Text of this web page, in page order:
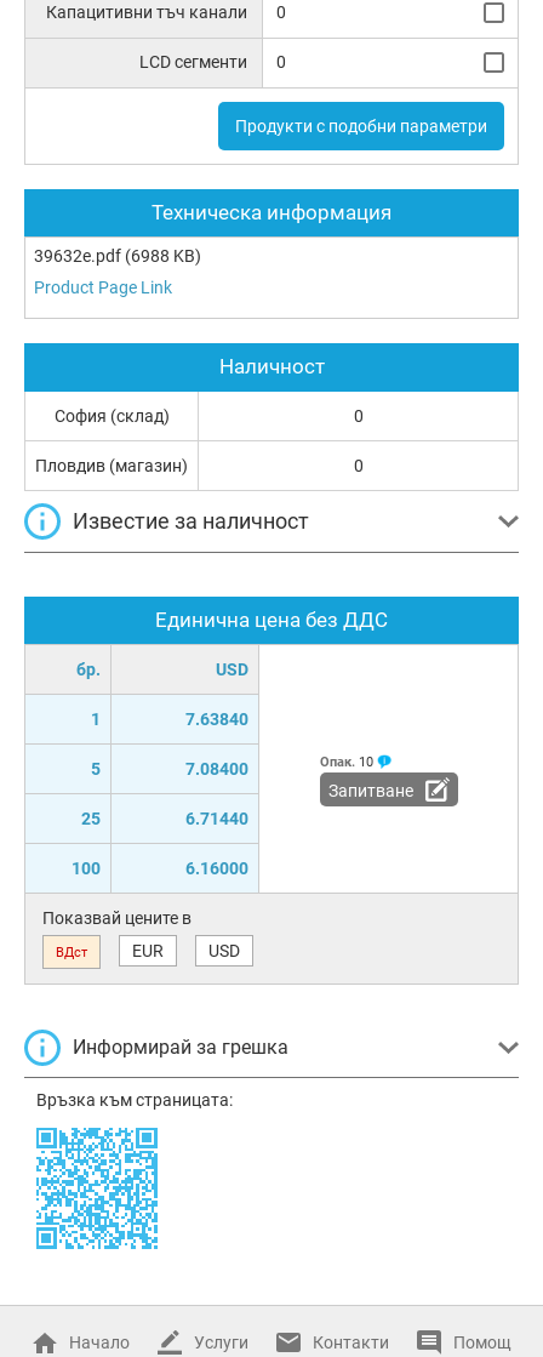
Капацитивни тъч канали 0
LCD сегменти 0
Продукти с подобни параметри
Техническа информация
39632e.pdf (6988 KB)
Product Page Link
Единична цена без ДДС
бр. USD
1 7.63840
5 7.08400
25 6.71440
100 6.16000
Опак. 10
Запитване
Показвай цените в
ВДст EUR USD
Информирай за грешка
Връзка към страницата:
Наличност
София (склад) 0
Пловдив (магазин) 0
Известие за наличност
Начало Услуги Контакти Помощ